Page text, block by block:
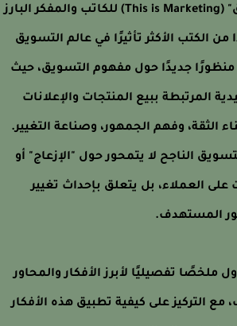
كتاب "هذا هو التسويق" (This is Marketing) للكاتب والمفكر البارز
الأكثر تأثيرًا في عالم التسويق
جديدًا حول مفهوم التسويق، حيث
المرتبطة ببيع المنتجات والإعلانات
الثقة، وفهم الجمهور، وصناعة التغيير.
الناجح لا يتمحور حول "الإزعاج" أو
العملاء، بل يتعلق بإحداث تغيير
المستهدف.
تفصيليًا لأبرز الأفكار والمحاور
التركيز على كيفية تطبيق هذه الأفكار